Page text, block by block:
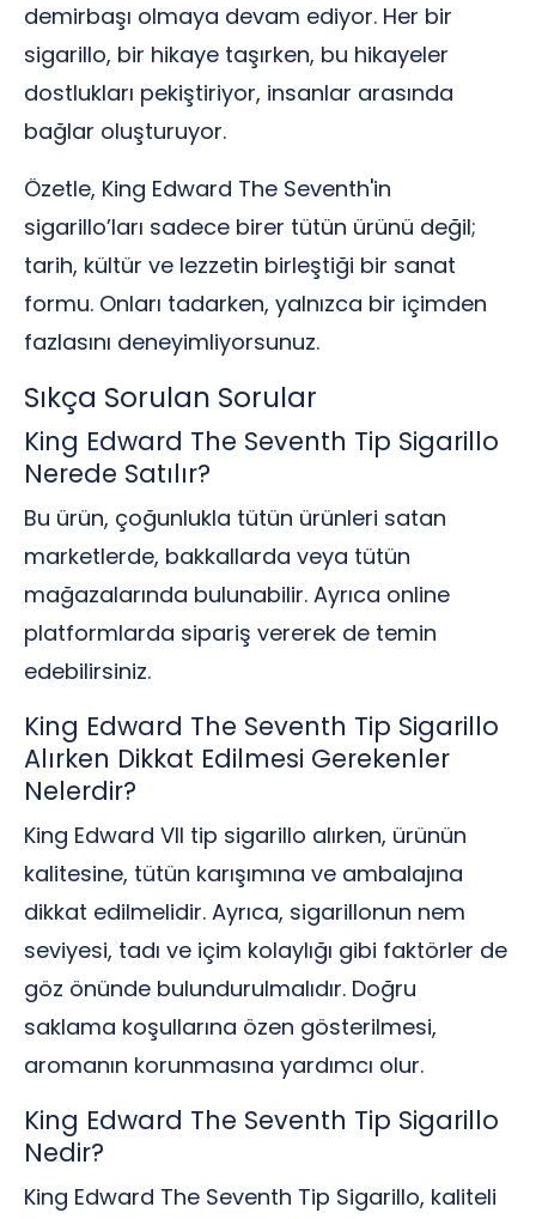
demirbaşı olmaya devam ediyor. Her bir
sigarillo, bir hikaye taşırken, bu hikayeler
dostlukları pekiştiriyor, insanlar arasında
bağlar oluşturuyor.
Özetle, King Edward The Seventh'in
sigarillo’ları sadece birer tütün ürünü değil;
tarih, kültür ve lezzetin birleştiği bir sanat
formu. Onları tadarken, yalnızca bir içimden
fazlasını deneyimliyorsunuz.
Sıkça Sorulan Sorular
King Edward The Seventh Tip Sigarillo
Nerede Satılır?
Bu ürün, çoğunlukla tütün ürünleri satan
marketlerde, bakkallarda veya tütün
mağazalarında bulunabilir. Ayrıca online
platformlarda sipariş vererek de temin
edebilirsiniz.
King Edward The Seventh Tip Sigarillo
Alırken Dikkat Edilmesi Gerekenler
Nelerdir?
King Edward VII tip sigarillo alırken, ürünün
kalitesine, tütün karışımına ve ambalajına
dikkat edilmelidir. Ayrıca, sigarillonun nem
seviyesi, tadı ve içim kolaylığı gibi faktörler de
göz önünde bulundurulmalıdır. Doğru
saklama koşullarına özen gösterilmesi,
aromanın korunmasına yardımcı olur.
King Edward The Seventh Tip Sigarillo
Nedir?
King Edward The Seventh Tip Sigarillo, kaliteli